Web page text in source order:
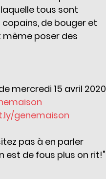
tous sont
de bouger et
même poser des
mercredi 15 avril 2020
genemaison
pas à en parler
est de fous plus on rit!"